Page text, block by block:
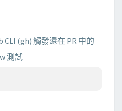
CLI (gh) 觸發還在 PR 中的
測試